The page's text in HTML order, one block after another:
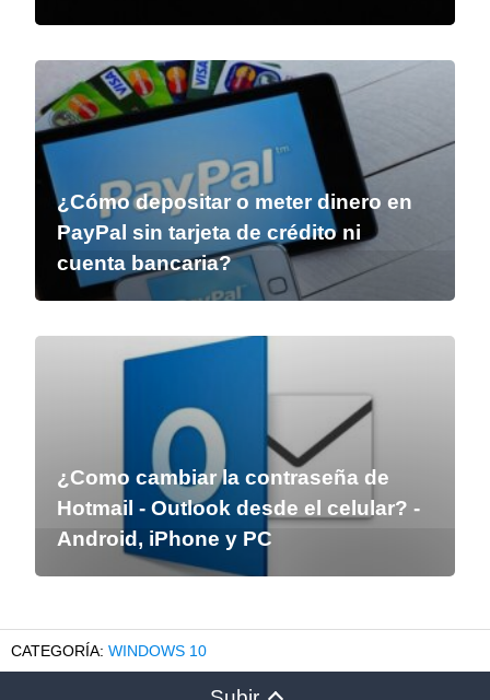
¿Cómo depositar o meter dinero en
PayPal sin tarjeta de crédito ni
cuenta bancaria?
¿Como cambiar la contraseña de
Hotmail - Outlook desde el celular? -
Android, iPhone y PC
WINDOWS 10